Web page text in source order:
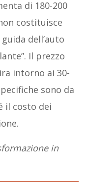
di 180-200
costituisce
dell’auto
Il prezzo
intorno ai 30-
sono da
il costo dei
in